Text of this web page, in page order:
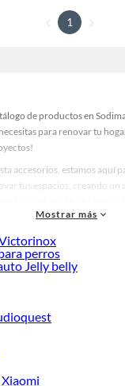
1
de productos en
para renovar tu
accesorios, estamos aquí
tus espacios, creando un
te ayudarán a crear un
proyectos de
y encuentra todo lo que
productos de
y accesorios de calidad para
y descubre todo lo
de productos de
Mostrar más
perros
Jelly belly